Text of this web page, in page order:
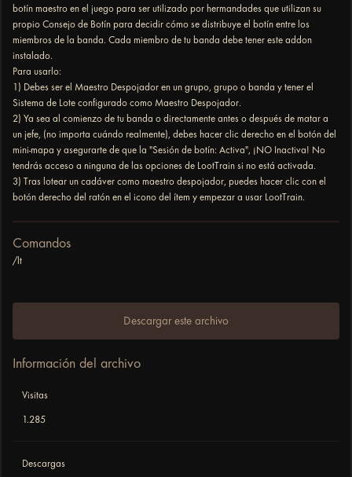
botín maestro en el juego para ser utilizado por hermandades que utilizan su
propio Consejo de Botín para decidir cómo se distribuye el botín entre los
miembros de la banda. Cada miembro de tu banda debe tener este addon
instalado.
Para usarlo:
1) Debes ser el Maestro Despojador en un grupo, grupo o banda y tener el
Sistema de Lote configurado como Maestro Despojador.
2) Ya sea al comienzo de tu banda o directamente antes o después de matar a
un jefe, (no importa cuándo realmente), debes hacer clic derecho en el botón del
mini-mapa y asegurarte de que la "Sesión de botín: Activa", ¡NO Inactiva! No
tendrás acceso a ninguna de las opciones de LootTrain si no está activada.
3) Tras lotear un cadáver como maestro despojador, puedes hacer clic con el
botón derecho del ratón en el icono del ítem y empezar a usar LootTrain.
Comandos
/lt
Descargar este archivo
Información del archivo
Visitas
1.285
Descargas